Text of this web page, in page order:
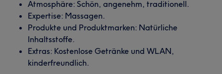
Atmosphäre: Schön, angenehm, traditionell.
Expertise: Massagen.
Produkte und Produktmarken: Natürliche
Inhaltsstoffe.
Extras: Kostenlose Getränke und WLAN,
kinderfreundlich.